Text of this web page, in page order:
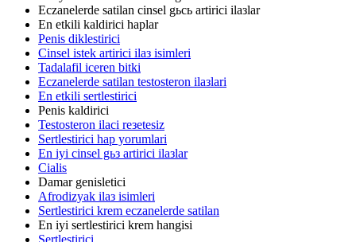
Eczanelerde satilan cinsel gьcь artirici ilaзlar
En etkili kaldirici haplar
Penis diklestirici
Cinsel istek artirici ilaз isimleri
Tadalafil iceren bitki
Eczanelerde satilan testosteron ilaзlari
En etkili sertlestirici
Penis kaldirici
Testosteron ilaci reзetesiz
Sertlestirici hap yorumlari
En iyi cinsel gьз artirici ilaзlar
Cialis
Damar genisletici
Afrodizyak ilaз isimleri
Sertlestirici krem eczanelerde satilan
En iyi sertlestirici krem hangisi
Sertlestirici